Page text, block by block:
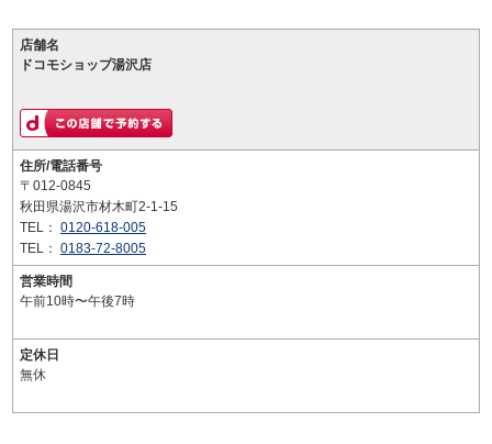
店舗名
ドコモショップ湯沢店
住所/電話番号
〒012-0845
秋田県湯沢市材木町2-1-15
TEL： 0120-618-005
TEL： 0183-72-8005
営業時間
午前10時〜午後7時
定休日
無休